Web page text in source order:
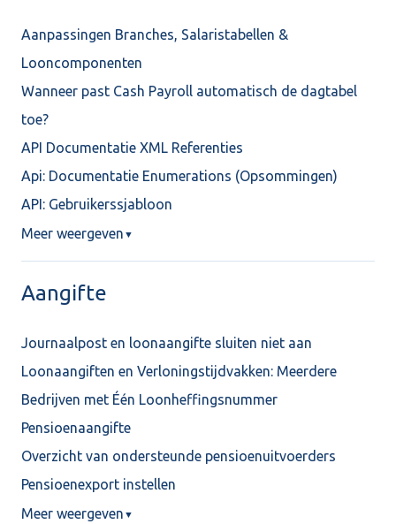
Aanpassingen Branches, Salaristabellen &
Looncomponenten
Wanneer past Cash Payroll automatisch de dagtabel
toe?
API Documentatie XML Referenties
Api: Documentatie Enumerations (Opsommingen)
API: Gebruikerssjabloon
Meer weergeven ▼
Aangifte
Journaalpost en loonaangifte sluiten niet aan
Loonaangiften en Verloningstijdvakken: Meerdere
Bedrijven met Één Loonheffingsnummer
Pensioenaangifte
Overzicht van ondersteunde pensioenuitvoerders
Pensioenexport instellen
Meer weergeven ▼